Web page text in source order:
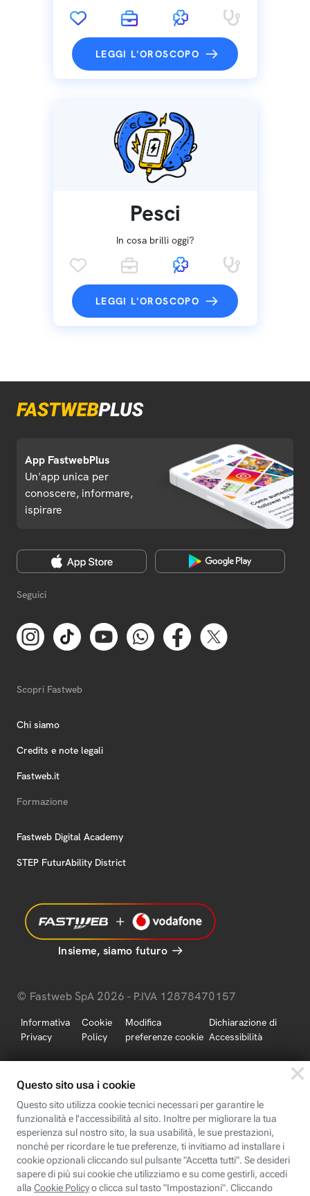
LEGGI L'OROSCOPO
Pesci
In cosa brilli oggi?
LEGGI L'OROSCOPO
App FastwebPlus
Un'app unica per
conoscere, informare,
ispirare
Seguici
Scopri Fastweb
Chi siamo
Credits e note legali
Fastweb.it
Formazione
Fastweb Digital Academy
STEP FuturAbility District
Insieme, siamo futuro
© Fastweb SpA 2026 - P.IVA 12878470157
Informativa
Privacy
Cookie
Policy
Modifica
preferenze cookie
Dichiarazione di
Accessibilità